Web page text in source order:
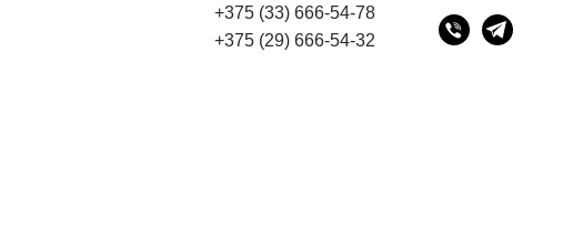
+375 (29) 666-54-32
+375 (33) 666-54-78
по адресу 220075, г. Минск, переулок Промышленный 16,